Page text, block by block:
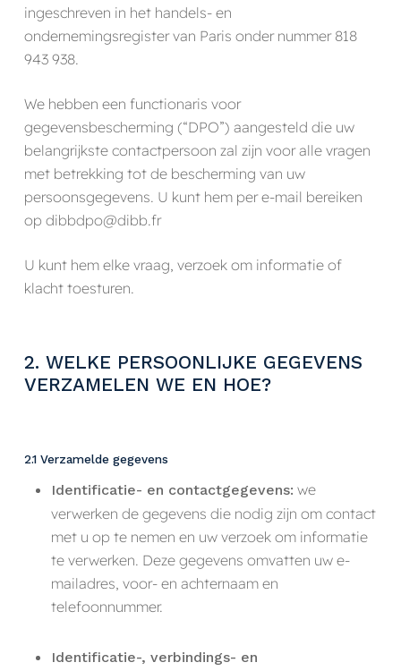
ingeschreven in het handels- en
ondernemingsregister van Paris onder nummer 818
943 938.
We hebben een functionaris voor
gegevensbescherming (“DPO”) aangesteld die uw
belangrijkste contactpersoon zal zijn voor alle vragen
met betrekking tot de bescherming van uw
persoonsgegevens. U kunt hem per e-mail bereiken
op dibbdpo@dibb.fr
U kunt hem elke vraag, verzoek om informatie of
klacht toesturen.
2. WELKE PERSOONLIJKE GEGEVENS
VERZAMELEN WE EN HOE?
2.1 Verzamelde gegevens
Identificatie- en contactgegevens: we
verwerken de gegevens die nodig zijn om contact
met u op te nemen en uw verzoek om informatie
te verwerken. Deze gegevens omvatten uw e-
mailadres, voor- en achternaam en
telefoonnummer.
Identificatie-, verbindings- en